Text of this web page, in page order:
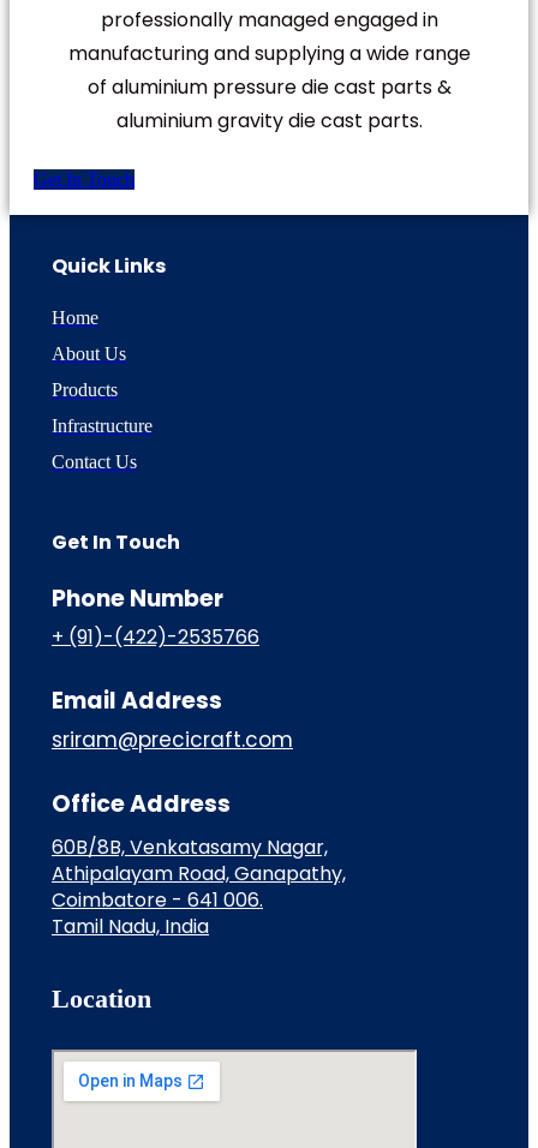
professionally managed engaged in
manufacturing and supplying a wide range
of aluminium pressure die cast parts &
aluminium gravity die cast parts.
Get In Touch
Quick Links
Home
About Us
Products
Infrastructure
Contact Us
Get In Touch
Phone Number
+ (91)-(422)-2535766
Email Address
sriram@precicraft.com
Office Address
60B/8B, Venkatasamy Nagar,
Athipalayam Road, Ganapathy,
Coimbatore - 641 006.
Tamil Nadu, India
Location